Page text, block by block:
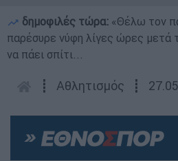
δημοφιλές τώρα: «Θέλω τον
παρέσυρε νύφη λίγες ώρες μετά
να πάει σπίτι...
┋ Αθλητισμός ┋